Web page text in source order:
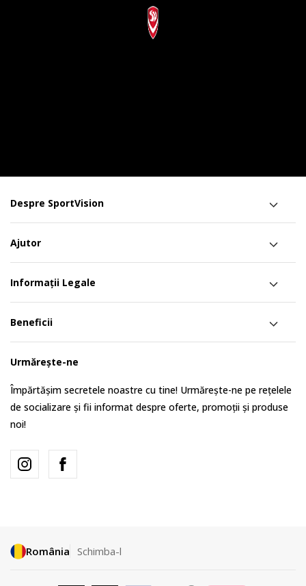
Despre SportVision
Ajutor
Informații Legale
Beneficii
Urmărește-ne
Împărtășim secretele noastre cu tine! Urmărește-ne pe rețelele
de socializare și fii informat despre oferte, promoții și produse
noi!
România Schimba-l